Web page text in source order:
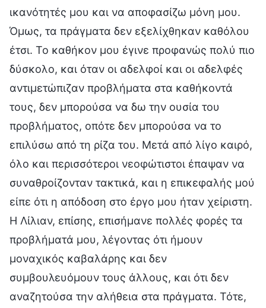
ικανότητές μου και να αποφασίζω μόνη μου.
Όμως, τα πράγματα δεν εξελίχθηκαν καθόλου
έτσι. Το καθήκον μου έγινε προφανώς πολύ πιο
δύσκολο, και όταν οι αδελφοί και οι αδελφές
αντιμετώπιζαν προβλήματα στα καθήκοντά
τους, δεν μπορούσα να δω την ουσία του
προβλήματος, οπότε δεν μπορούσα να το
επιλύσω από τη ρίζα του. Μετά από λίγο καιρό,
όλο και περισσότεροι νεοφώτιστοι έπαψαν να
συναθροίζονταν τακτικά, και η επικεφαλής μού
είπε ότι η απόδοση στο έργο μου ήταν χείριστη.
Η Λίλιαν, επίσης, επισήμανε πολλές φορές τα
προβλήματά μου, λέγοντας ότι ήμουν
μοναχικός καβαλάρης και δεν
συμβουλευόμουν τους άλλους, και ότι δεν
αναζητούσα την αλήθεια στα πράγματα. Τότε,